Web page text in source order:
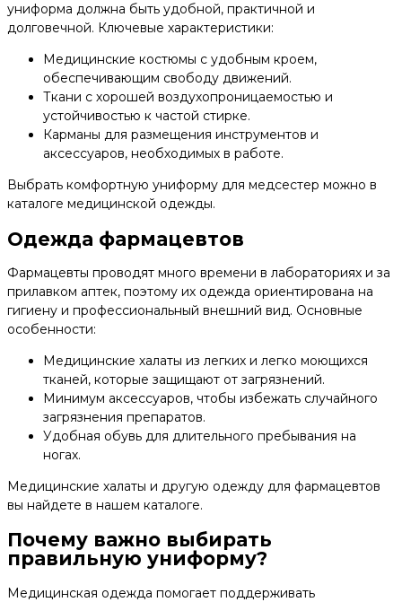
униформа должна быть удобной, практичной и
долговечной. Ключевые характеристики:
Медицинские костюмы с удобным кроем,
обеспечивающим свободу движений.
Ткани с хорошей воздухопроницаемостью и
устойчивостью к частой стирке.
Карманы для размещения инструментов и
аксессуаров, необходимых в работе.
Выбрать комфортную униформу для медсестер можно в
каталоге медицинской одежды.
Одежда фармацевтов
Фармацевты проводят много времени в лабораториях и за
прилавком аптек, поэтому их одежда ориентирована на
гигиену и профессиональный внешний вид. Основные
особенности:
Медицинские халаты из легких и легко моющихся
тканей, которые защищают от загрязнений.
Минимум аксессуаров, чтобы избежать случайного
загрязнения препаратов.
Удобная обувь для длительного пребывания на
ногах.
Медицинские халаты и другую одежду для фармацевтов
вы найдете в нашем каталоге.
Почему важно выбирать
правильную униформу?
Медицинская одежда помогает поддерживать